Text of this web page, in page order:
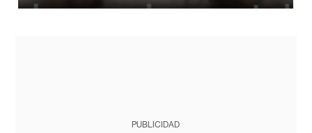
PUBLICIDAD